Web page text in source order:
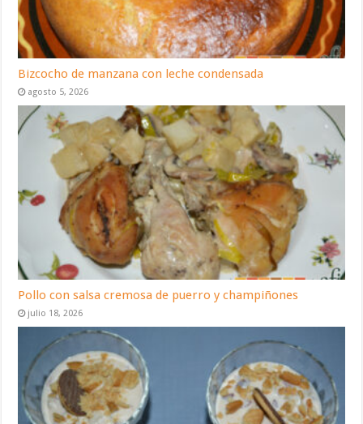
Bizcocho de manzana con leche condensada
agosto 5, 2026
Pollo con salsa cremosa de puerro y champiñones
julio 18, 2026